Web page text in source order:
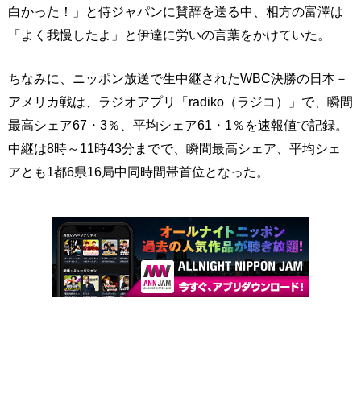
白かった！」と侍ジャパンに賛辞を送る中、相方の富澤は
「よく我慢したよ」と伊達に労いの言葉をかけていた。
ちなみに、ニッポン放送で生中継されたWBC決勝の日本－
アメリカ戦は、ラジオアプリ「radiko（ラジコ）」で、瞬間
最高シェア67・3％、平均シェア61・1％を速報値で記録。
中継は8時～11時43分までで、瞬間最高シェア、平均シェ
アとも1都6県16局中同時間帯首位となった。